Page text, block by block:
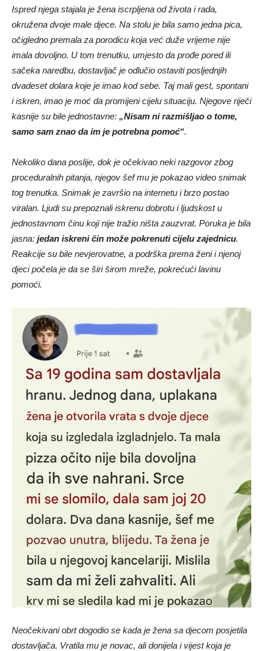
Ispred njega stajala je žena iscrpljena od života i rada,
okružena dvoje male djece. Na stolu je bila samo jedna pica,
očigledno premala za porodicu koja već duže vrijeme nije
imala dovoljno. U tom trenutku, umjesto da prođe pored ili
sačeka naredbu, dostavljač je odlučio ostaviti posljednjih
dvadeset dolara koje je imao kod sebe. Taj mali gest, spontani
i iskren, imao je moć da promijeni cijelu situaciju. Njegove riječi
kasnije su bile jednostavne: „Nisam ni razmišljao o tome,
samo sam znao da im je potrebna pomoć“.
Nekoliko dana poslije, dok je očekivao neki razgovor zbog
proceduralnih pitanja, njegov šef mu je pokazao video snimak
tog trenutka. Snimak je završio na internetu i brzo postao
viralan. Ljudi su prepoznali iskrenu dobrotu i ljudskost u
jednostavnom činu koji nije tražio ništa zauzvrat. Poruka je bila
jasna: jedan iskreni čin može pokrenuti cijelu zajednicu.
Reakcije su bile nevjerovatne, a podrška prema ženi i njenoj
djeci počela je da se širi širom mreže, pokrećući lavinu
pomoći.
Neočekivani obrt dogodio se kada je žena sa djecom posjetila
dostavljača. Vratila mu je novac, ali donijela i vijest koja je